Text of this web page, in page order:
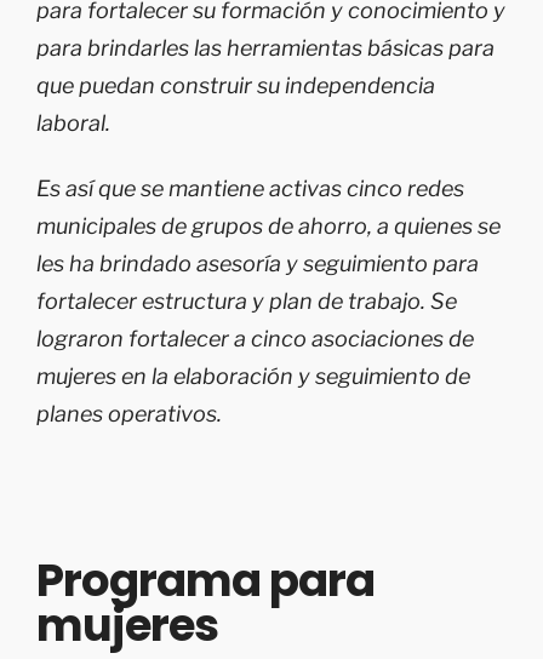
para fortalecer su formación y conocimiento y
para brindarles las herramientas básicas para
que puedan construir su independencia
laboral.
Es así que se mantiene activas cinco redes
municipales de grupos de ahorro, a quienes se
les ha brindado asesoría y seguimiento para
fortalecer estructura y plan de trabajo. Se
lograron fortalecer a cinco asociaciones de
mujeres en la elaboración y seguimiento de
planes operativos.
Programa para
mujeres